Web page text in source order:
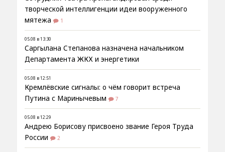
творческой интеллигенции идеи вооруженного
мятежа
1
05.08 в 13:30
Саргылана Степанова назначена начальником
Департамента ЖКХ и энергетики
05.08 в 12:51
Кремлёвские сигналы: о чём говорит встреча
Путина с Маринычевым
7
05.08 в 12:29
Андрею Борисову присвоено звание Героя Труда
России
2